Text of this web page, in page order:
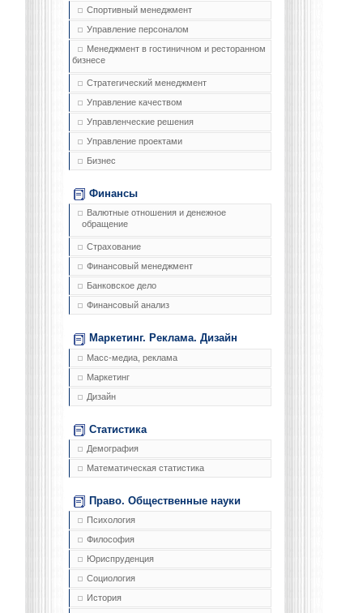
Спортивный менеджмент
Управление персоналом
Менеджмент в гостиничном и ресторанном
бизнесе
Стратегический менеджмент
Управление качеством
Управленческие решения
Управление проектами
Бизнес
Финансы
Валютные отношения и денежное
обращение
Страхование
Финансовый менеджмент
Банковское дело
Финансовый анализ
Маркетинг. Реклама. Дизайн
Масс-медиа, реклама
Маркетинг
Дизайн
Статистика
Демография
Математическая статистика
Право. Общественные науки
Психология
Философия
Юриспруденция
Социология
История